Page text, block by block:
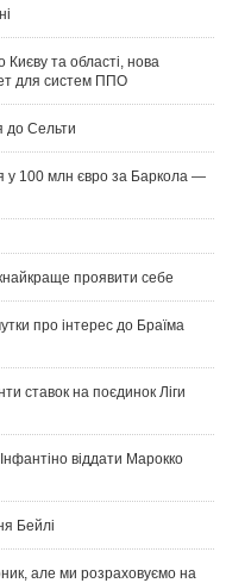
та області, нова
для систем ППО
до Сельти
у 100 млн євро за Баркола —
проявити себе
про інтерес до Браїма
ставок на поєдинок Ліги
віддати Марокко
Бейлі
але ми розраховуємо на